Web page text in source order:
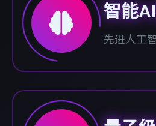
智能
先进人工